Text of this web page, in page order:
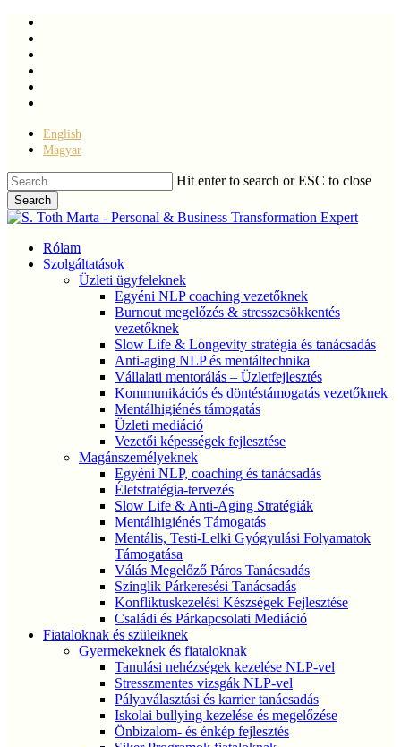
Skip
main
content
English
Magyar
Hit enter to search or ESC to close
Search
Close
Menu
Rólam
Szolgáltatások
Üzleti ügyfeleknek
Egyéni NLP coaching vezetőknek
Burnout megelőzés & stresszcsökkentés
vezetőknek
Slow Life & Longevity stratégia és tanácsadás
Anti-aging NLP és mentáltechnika
Vállalati mentorálás – Üzletfejlesztés
Kommunikációs és döntéstámogatás vezetőknek
Mentálhigiénés támogatás
Üzleti mediáció
Vezetői képességek fejlesztése
Magánszemélyeknek
Egyéni NLP, coaching és tanácsadás
Életstratégia-tervezés
Slow Life & Anti-Aging Stratégiák
Mentálhigiénés Támogatás
Mentális, Testi-Lelki Gyógyulási Folyamatok
Támogatása
Válás Megelőző Páros Tanácsadás
Szinglik Párkeresési Tanácsadás
Konfliktuskezelési Készségek Fejlesztése
Családi és Párkapcsolati Mediáció
Fiataloknak és szüleiknek
Gyermekeknek és fiataloknak
Tanulási nehézségek kezelése NLP-vel
Stresszmentes vizsgák NLP-vel
Pályaválasztási és karrier tanácsadás
Iskolai bullying kezelése és megelőzése
Önbizalom- és énkép fejlesztés